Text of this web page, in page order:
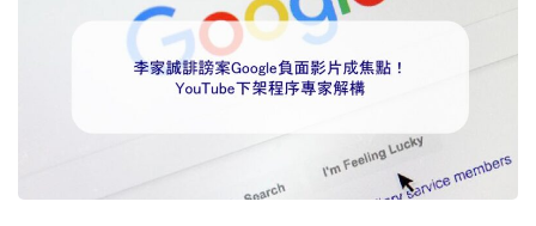
性，他們又面臨諸多難以逾越的挑戰。本文將深入探討這個
議題，旨在為可能面臨此困境的一般人提供一份完整的權益
說明與行動指南，同時剖析在現行體制下，個人捍衛自身數
位隱私的真實現狀。 第一章：非公眾人物的定義與其隱私
權的獨特性 在深入探討刪除影片的過程前，必須先釐清
「非公眾人物」在法律與社會學上的定義，以及為何他們在